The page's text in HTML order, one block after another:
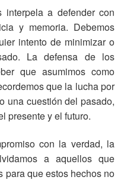
a defender con
y memoria. Debemos
intento de minimizar o
La defensa de los
que asumimos como
que la lucha por
una cuestión del pasado,
presente y el futuro.
con la verdad, la
a aquellos que
para que estos hechos no